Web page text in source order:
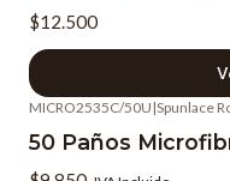
$12.500
MICRO2535C/50U |Spunlace
50 Paños